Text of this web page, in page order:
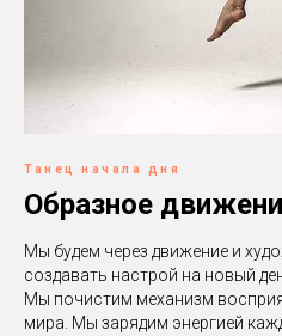
Танец начала дня
Образное
Мы будем через движение и
создавать настрой на новый
Мы почистим механизм
мира. Мы зарядим энергией